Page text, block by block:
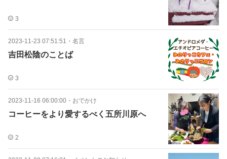
3
2023-11-23 07:51:51 ・ 名言
吉田松陰のことば
3
2023-11-16 06:00:00 ・ おでかけ
コーヒーをより愛するべく五所川原へ
2